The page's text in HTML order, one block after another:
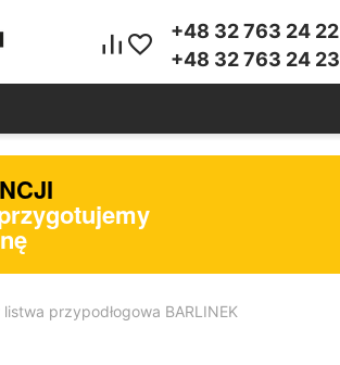
+48 32 763 24 22
+48 32 763 24 23
przypodłogowa BARLINEK